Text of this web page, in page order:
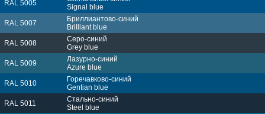
RAL 5005
Signal blue
RAL 5007
Бриллиантово-синий
Brilliant blue
RAL 5008
Серо-синий
Grey blue
RAL 5009
Лазурно-синий
Azure blue
RAL 5010
Горечавково-синий
Gentian blue
RAL 5011
Стально-синий
Steel blue